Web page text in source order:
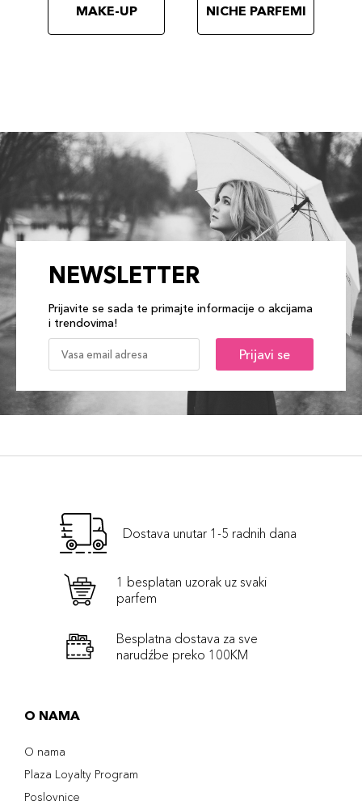
MAKE-UP NICHE PARFEMI
NEWSLETTER
Prijavite se sada te primajte informacije o akcijama
i trendovima!
Prijavi se
Dostava unutar 1-5 radnih dana
1 besplatan uzorak uz svaki
parfem
Besplatna dostava za sve
narudźbe preko 100KM
O NAMA
O nama
Plaza Loyalty Program
Poslovnice